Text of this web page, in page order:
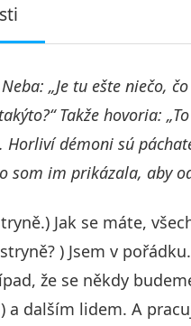
„Je tu ešte niečo,
Takže hovoria:
démoni sú
som im prikázala, aby
Jak se máte,
) Jsem v
že se někdy
a dalším lidem. A